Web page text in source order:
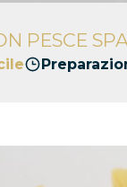
PESCE